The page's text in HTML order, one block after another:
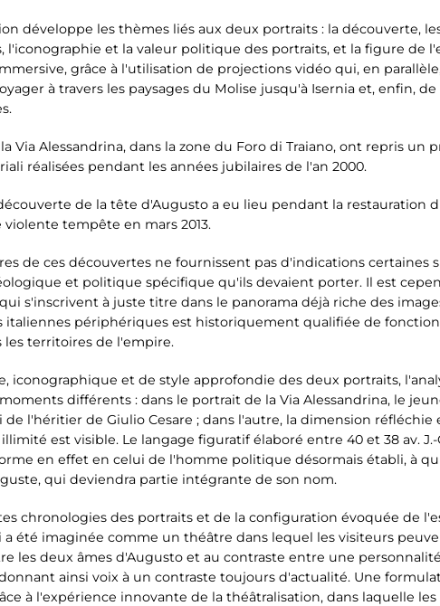
développe les thèmes liés aux deux portraits : la découverte,
et la valeur politique des portraits, et la figure de
grâce à l'utilisation de projections vidéo qui, en
à travers les paysages du Molise jusqu'à Isernia et, enfin,
Via Alessandrina, dans la zone du Foro di Traiano, ont repris un
réalisées pendant les années jubilaires de l'an 2000.
de la tête d'Augusto a eu lieu pendant la restauration
tempête en mars 2013.
de ces découvertes ne fournissent pas d'indications
et politique spécifique qu'ils devaient porter. Il est
s'inscrivent à juste titre dans le panorama déjà riche des
italiennes périphériques est historiquement qualifiée de
territoires de l'empire.
iconographique et de style approfondie des deux portraits,
différents : dans le portrait de la Via Alessandrina, le
l'héritier de Giulio Cesare ; dans l'autre, la dimension
est visible. Le langage figuratif élaboré entre 40 et 38 av.
en effet en celui de l'homme politique désormais établi, à
qui deviendra partie intégrante de son nom.
chronologies des portraits et de la configuration évoquée de
a été imaginée comme un théâtre dans lequel les visiteurs
les deux âmes d'Augusto et au contraste entre une
ainsi voix à un contraste toujours d'actualité. Une
à l'expérience innovante de la théâtralisation, dans laquelle